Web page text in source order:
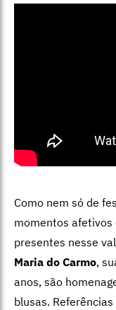
Como nem só de
momentos
presentes nesse
Maria do Carmo,
anos, são
blusas.